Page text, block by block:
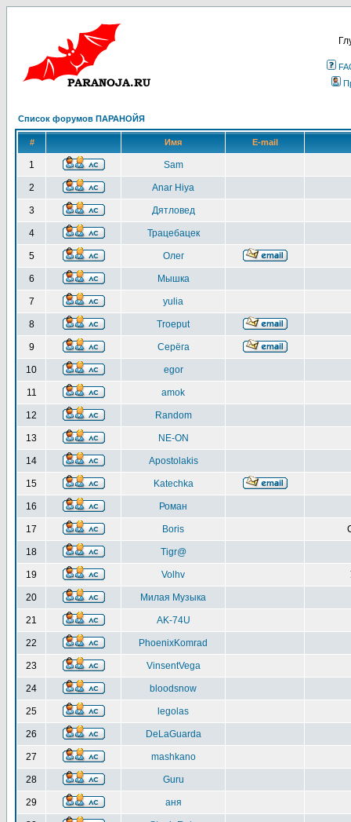
Список форумов ПАРАНОЙЯ
# Имя E-mail
1 Sam
2 Anar Hiya
3 Дятловед
4 Трацебацек
5 Олег
6 Мышка
7 yulia
8 Troeput
9 Серёга
10 egor
11 amok
12 Random
13 NE-ON
14 Apostolakis
15 Katechka
16 Роман
17 Boris
18 Tigr@
19 Volhv
20 Милая Музыка
21 AK-74U
22 PhoenixKomrad
23 VinsentVega
24 bloodsnow
25 legolas
26 DeLaGuarda
27 mashkano
28 Guru
29 аня